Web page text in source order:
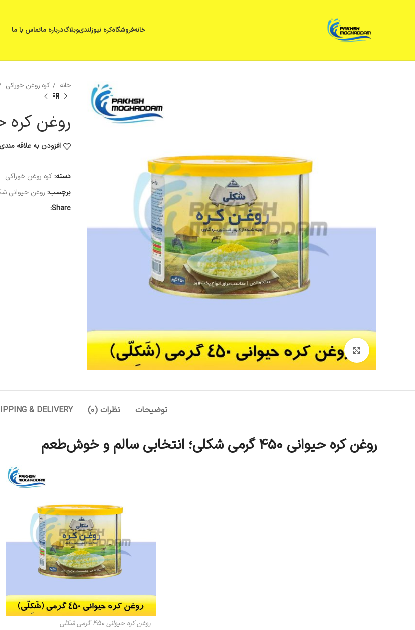
خانهفروشگاهکره نیوزلندیوبلاگدرباره ماتماس با ما
بزرگنمایی تصویر
خانه کره روغن خوراکی
روغن کره حیوانی
افزودن به علاقه مندی
دسته:کره روغن خوراکی
برچسب: روغن حیوانی
Share:
توضیحات نظرات (0) & DELIVERY
روغن کره حیوانی 450 گرمی شکلی؛ انتخابی سالم و خوش‌طعم
روغن کره حیوانی 450 گرمی شکلی